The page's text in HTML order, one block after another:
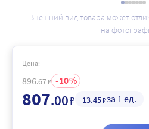
Внешний вид товара может
на
Цена:
896.67₽ 10
807.00₽ 13.45₽за 1 ед.